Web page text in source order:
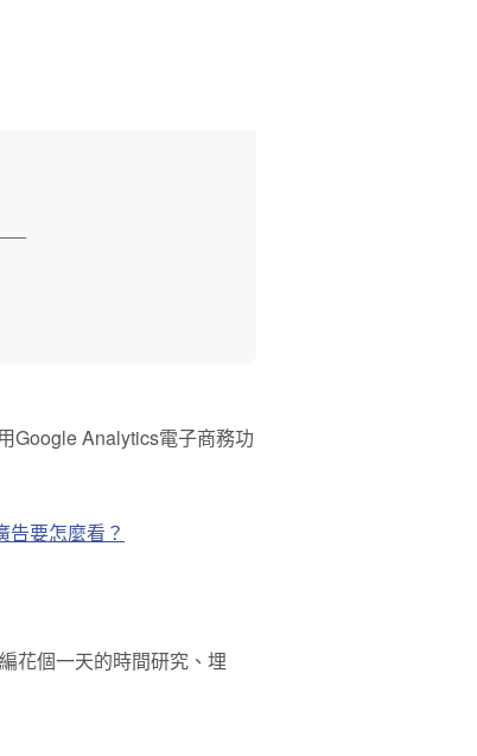
Google Analytics電子商務功
告要怎麼看？
花個一天的時間研究、埋